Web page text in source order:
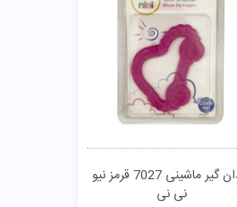
دندان گیر ماشینی 7027 قرمز نیو
نی نی